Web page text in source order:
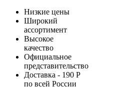
Низкие цены
Широкий
ассортимент
Высокое
качество
Официальное
представительство
Доставка - 190 Р
по всей России